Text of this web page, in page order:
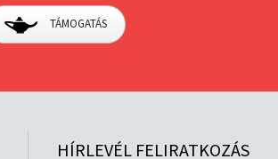
TÁMOGATÁS
HÍRLEVÉL FELIRATKOZÁS